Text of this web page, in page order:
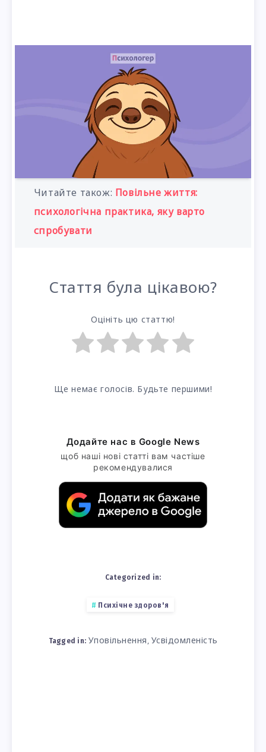
Читайте також: Повільне життя:
психологічна практика, яку варто
спробувати
Стаття була цікавою?
Оцініть цю статтю!
Ще немає голосів. Будьте першими!
Додайте нас в Google News
щоб наші нові статті вам частіше
рекомендувалися
Categorized in:
Психічне здоров'я
Tagged in: Уповільнення, Усвідомленість